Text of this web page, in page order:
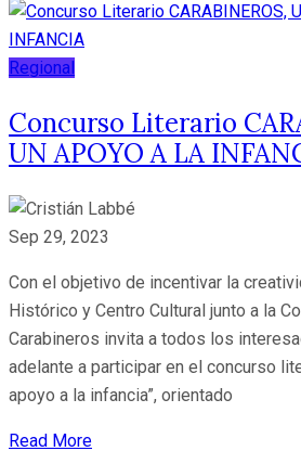
Regional
Concurso Literario
UN APOYO A LA
Sep 29, 2023
Con el objetivo de incentivar la
Histórico y Centro Cultural junto a la
Carabineros invita a todos los
adelante a participar en el concurso
apoyo a la infancia”, orientado
Read More